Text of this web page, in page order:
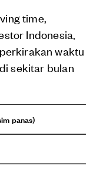
time,
Indonesia,
waktu
sekitar bulan
panas)